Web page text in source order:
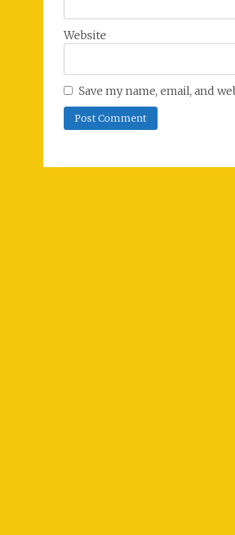
Website
Save my name, email, and